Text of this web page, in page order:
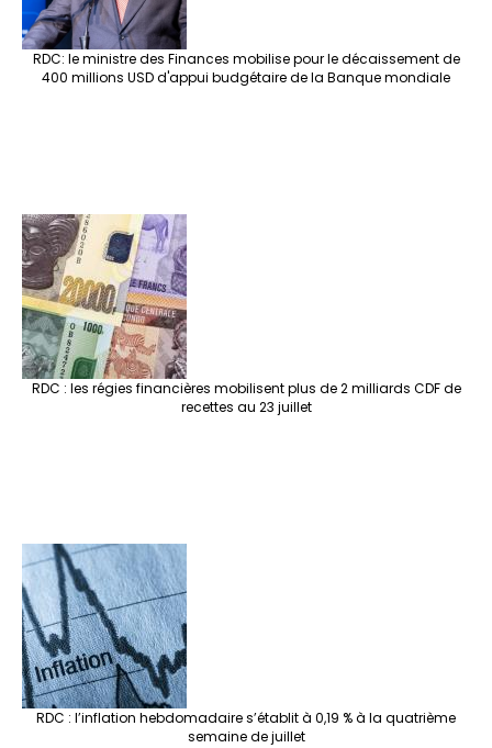
RDC: le ministre des Finances mobilise pour le décaissement de
400 millions USD d'appui budgétaire de la Banque mondiale
RDC : les régies financières mobilisent plus de 2 milliards CDF de
recettes au 23 juillet
RDC : l’inflation hebdomadaire s’établit à 0,19 % à la quatrième
semaine de juillet